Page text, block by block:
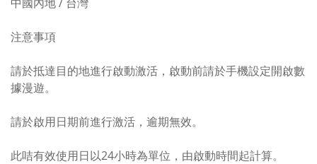
注意事項
請於抵達目的地進行啟動激活，啟動前請於手機設定開啟數
據漫遊。
請於啟用日期前進行激活，逾期無效。
此咭有效使用日以24小時為單位，由啟動時間起計算。